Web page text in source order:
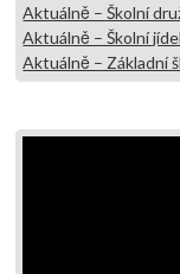
Aktuálně – Školní
Aktuálně – Školní
Aktuálně – Základní